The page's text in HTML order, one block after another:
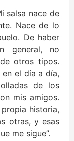
salsa nace de
Nace de lo
De haber
general, no
otros tipos.
en el día a día,
de los
mis amigos.
historia,
otras, y esas
me sigue”.